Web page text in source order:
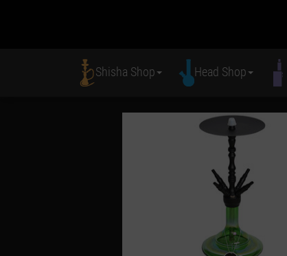
Shisha Shop Head Shop